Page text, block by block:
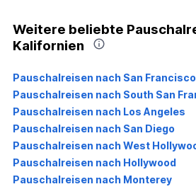
Weitere beliebte
Kalifornien
Pauschalreisen nach San Francisco
Pauschalreisen nach South San
Pauschalreisen nach Los Angeles
Pauschalreisen nach San Diego
Pauschalreisen nach West
Pauschalreisen nach Hollywood
Pauschalreisen nach Monterey